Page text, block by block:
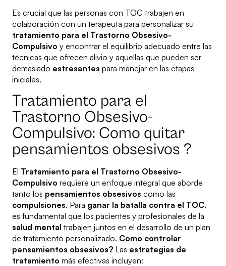
Es crucial que las personas con TOC trabajen en
colaboración con un terapeuta para personalizar su
tratamiento para el Trastorno Obsesivo-
Compulsivo y encontrar el equilibrio adecuado entre las
técnicas que ofrecen alivio y aquellas que pueden ser
demasiado estresantes para manejar en las etapas
iniciales.
Tratamiento para el
Trastorno Obsesivo-
Compulsivo: Como quitar
pensamientos obsesivos ?
El Tratamiento para el Trastorno Obsesivo-
Compulsivo requiere un enfoque integral que aborde
tanto los pensamientos obsesivos como las
compulsiones. Para ganar la batalla contra el TOC,
es fundamental que los pacientes y profesionales de la
salud mental trabajen juntos en el desarrollo de un plan
de tratamiento personalizado. Como controlar
pensamientos obsesivos? Las estrategias de
tratamiento más efectivas incluyen: